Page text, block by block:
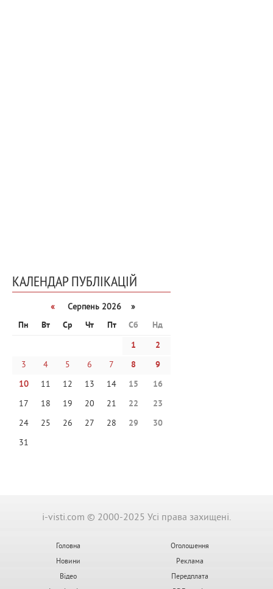
КАЛЕНДАР ПУБЛІКАЦІЙ
«
Серпень 2026 »
Пн
Вт Ср Чт Пт Сб
Нд
1
2
3
4 5 6 7 8
9
10
11 12 13 14 15
16
17
18 19 20 21 22
23
24
25 26 27 28 29
30
31
i-visti.com © 2000-2025 Усі права захищені.
Головна
Новини
Відео
Оголошення
Реклама
Передплата